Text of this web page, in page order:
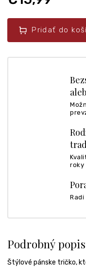
Pridať do
roky
Podrobný popis
Štýlové pánske tričko,